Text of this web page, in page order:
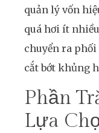
quản lý vốn
quá hơi ít
chuyển ra phối
cắt bớt khủng
Phần
Lựa